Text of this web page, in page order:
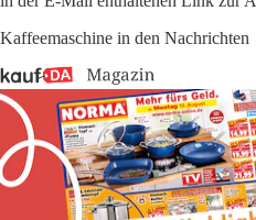
Kaffeemaschine in den Nachrichten